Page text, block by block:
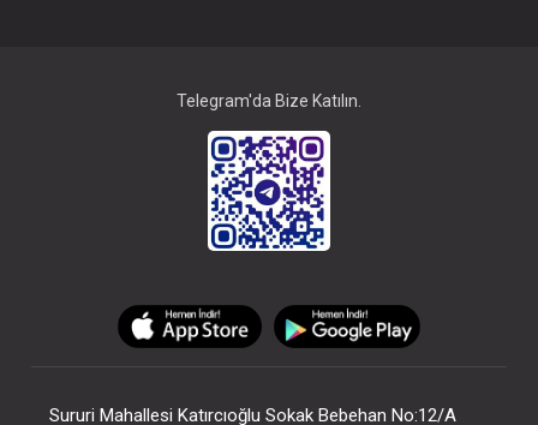
Telegram'da Bize Katılın.
Sururi Mahallesi Katırcıoğlu Sokak Bebehan No:12/A